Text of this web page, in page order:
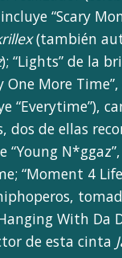
“Scary
(también
); “Lights” de la
One More
“Everytime”),
dos de ellas
“Young
“Moment 4
With Da
de esta cinta